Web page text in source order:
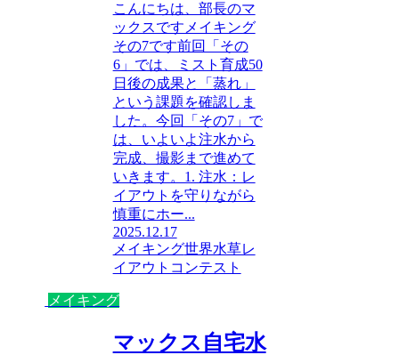
こんにちは、部長のマ
ックスですメイキング
その7です前回「その
6」では、ミスト育成50
日後の成果と「蒸れ」
という課題を確認しま
した。今回「その7」で
は、いよいよ注水から
完成、撮影まで進めて
いきます。1. 注水：レ
イアウトを守りながら
慎重にホー...
2025.12.17
メイキング世界水草レ
イアウトコンテスト
メイキング
マックス自宅水